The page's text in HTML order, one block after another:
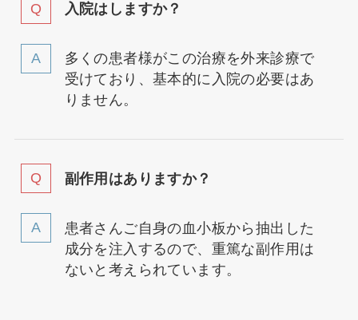
入院はしますか？
多くの患者様がこの治療を外来診療で
受けており、基本的に入院の必要はあ
りません。
副作用はありますか？
患者さんご自身の血小板から抽出した
成分を注入するので、重篤な副作用は
ないと考えられています。